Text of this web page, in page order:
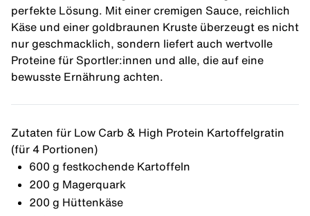
perfekte Lösung. Mit einer cremigen Sauce, reichlich
Käse und einer goldbraunen Kruste überzeugt es nicht
nur geschmacklich, sondern liefert auch wertvolle
Proteine für Sportler:innen und alle, die auf eine
bewusste Ernährung achten.
Zutaten für Low Carb & High Protein Kartoffelgratin
(für 4 Portionen)
600 g festkochende Kartoffeln
200 g Magerquark
200 g Hüttenkäse